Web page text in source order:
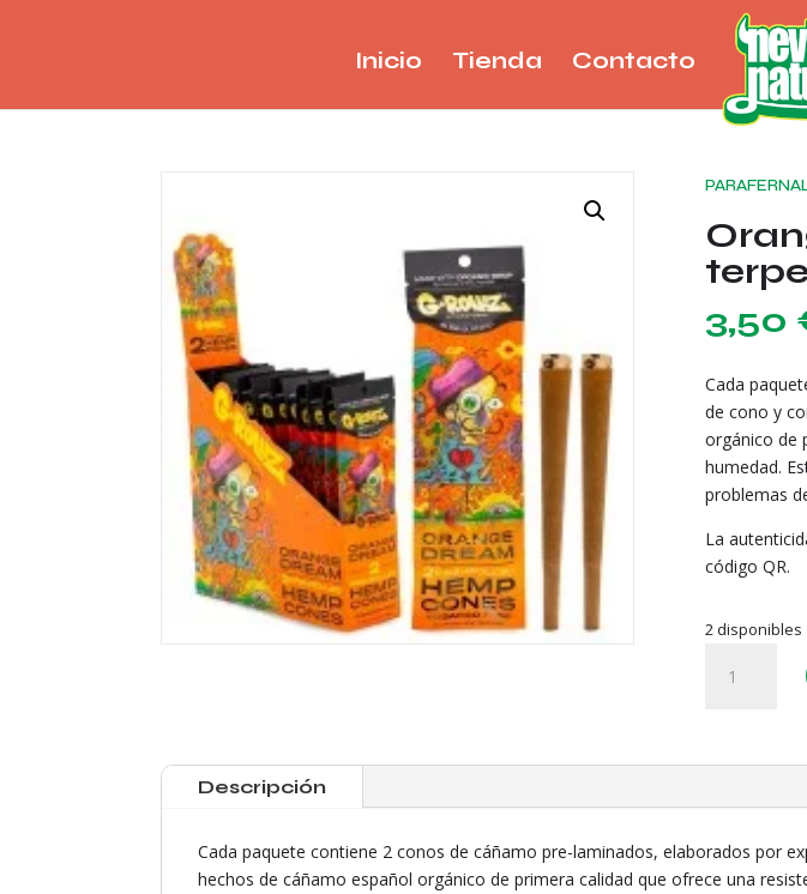
Inicio Tienda Contacto
3,50
Cada
de cono y
orgánico de
humedad.
problemas
La
código QR.
2 disponibles
Dream
rolled
cantidad
Descripción
Cada paquete contiene 2 conos de cáñamo pre-laminados, elaborados por
hechos de cáñamo español orgánico de primera calidad que ofrece una